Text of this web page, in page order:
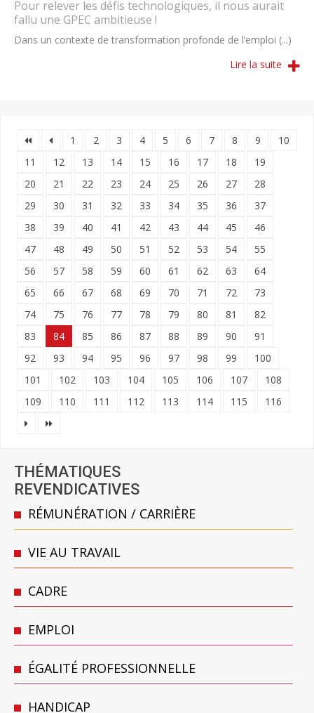
Pour relever les défis technologiques, il nous aurait
fallu une GPEC ambitieuse !
Dans un contexte de transformation profonde de l’emploi (...)
Lire la suite
1 2 3 4 5 6 7 8 9
10
11
12 13 14 15 16 17 18
19
20
21 22 23 24 25 26 27
28
29
30 31 32 33 34 35 36
37
38
39 40 41 42 43 44 45
46
47
48 49 50 51 52 53 54
55
56
57 58 59 60 61 62 63
64
65
66 67 68 69 70 71 72
73
74
75 76 77 78 79 80 81
82
83
84 85 86 87 88 89 90
91
92
93 94 95 96 97 98 99
100
101
102 103 104 105 106 107
108
109
110 111 112 113 114 115 116
THÉMATIQUES
REVENDICATIVES
RÉMUNÉRATION / CARRIÈRE
VIE AU TRAVAIL
CADRE
EMPLOI
ÉGALITÉ PROFESSIONNELLE
HANDICAP